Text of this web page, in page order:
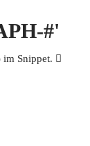
#'
Snippet. 𩫩